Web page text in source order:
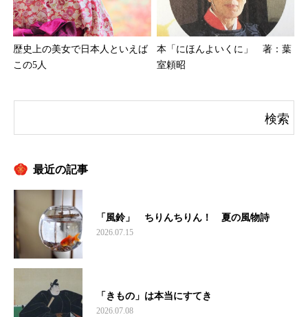
歴史上の美女で日本人といえば
この5人
本「にほんよいくに」 著：葉
室頼昭
最近の記事
「風鈴」 ちりんちりん！ 夏の風物詩
2026.07.15
「きもの」は本当にすてき
2026.07.08